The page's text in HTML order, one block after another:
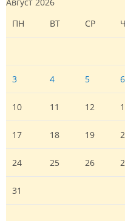
ПН
ВТ СР
3 4 5 6
10 11 12
17 18 19
24 25 26
31